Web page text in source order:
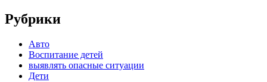
Рубрики
Авто
Воспитание детей
выявлять опасные ситуации
Дети